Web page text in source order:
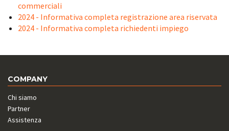
commerciali
2024 - Informativa completa registrazione area riservata
2024 - Informativa completa richiedenti impiego
COMPANY
Chi siamo
Partner
Assistenza